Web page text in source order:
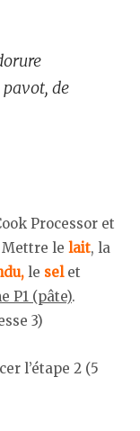
pavot, de
Processor et
Mettre le lait, la
le selet
P1 (pâte).
3)
l’étape 2 (5